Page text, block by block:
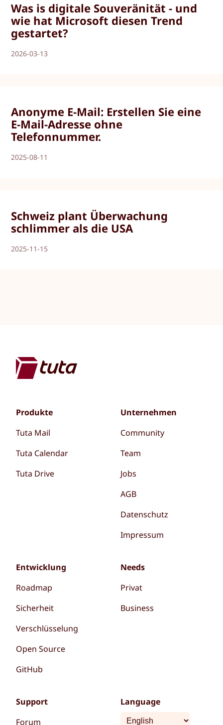
Was is digitale Souveränität - und
wie hat Microsoft diesen Trend
gestartet?
2026-03-13
Anonyme E-Mail: Erstellen Sie eine
E-Mail-Adresse ohne
Telefonnummer.
2025-08-11
Schweiz plant Überwachung
schlimmer als die USA
2025-11-15
Produkte
Tuta Mail
Tuta Calendar
Tuta Drive
Unternehmen
Community
Team
Jobs
AGB
Datenschutz
Impressum
Entwicklung
Roadmap
Sicherheit
Verschlüsselung
Open Source
GitHub
Needs
Privat
Business
Support
Forum
Language